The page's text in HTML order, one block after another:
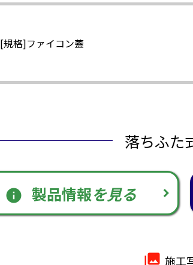
[規格]ファイコン蓋
落ちふた
info 製品情報を見る
photo_library 施工